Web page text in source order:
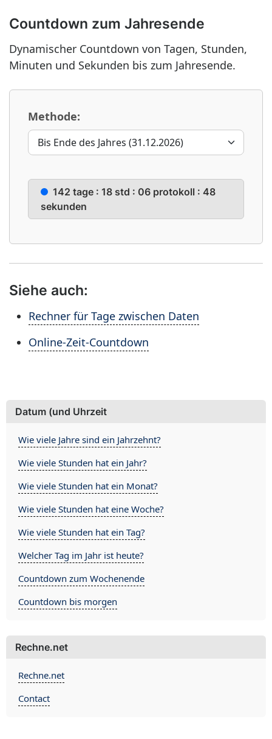
Countdown zum Jahresende
Dynamischer Countdown von Tagen, Stunden,
Minuten und Sekunden bis zum Jahresende.
Methode:
142 tage : 18 std : 06 protokoll : 48
sekunden
Siehe auch:
Rechner für Tage zwischen Daten
Online-Zeit-Countdown
Datum (und Uhrzeit
Wie viele Jahre sind ein Jahrzehnt?
Wie viele Stunden hat ein Jahr?
Wie viele Stunden hat ein Monat?
Wie viele Stunden hat eine Woche?
Wie viele Stunden hat ein Tag?
Welcher Tag im Jahr ist heute?
Countdown zum Wochenende
Countdown bis morgen
Rechne.net
Rechne.net
Contact